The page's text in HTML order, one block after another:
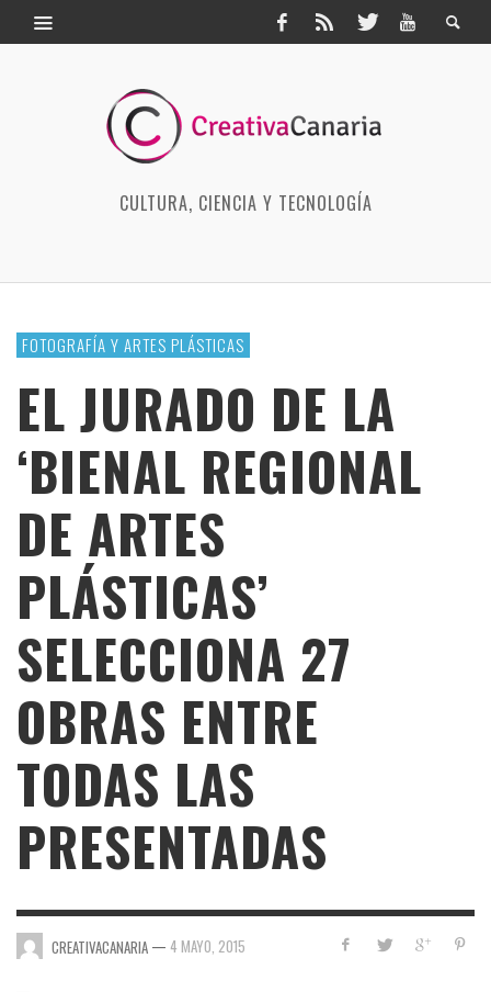
CULTURA, CIENCIA Y TECNOLOGÍA
FOTOGRAFÍA Y ARTES PLÁSTICAS
EL JURADO DE LA
‘BIENAL REGIONAL
DE ARTES
PLÁSTICAS’
SELECCIONA 27
OBRAS ENTRE
TODAS LAS
PRESENTADAS
CREATIVACANARIA — 4 MAYO, 2015